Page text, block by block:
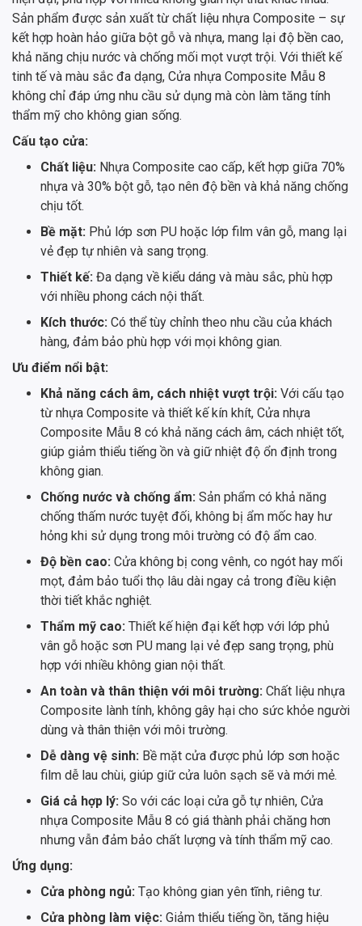
Sản phẩm được sản xuất từ chất liệu nhựa Composite – sự
kết hợp hoàn hảo giữa bột gỗ và nhựa, mang lại độ bền cao,
khả năng chịu nước và chống mối mọt vượt trội. Với thiết kế
tinh tế và màu sắc đa dạng, Cửa nhựa Composite Mẫu 8
không chỉ đáp ứng nhu cầu sử dụng mà còn làm tăng tính
thẩm mỹ cho không gian sống.
Cấu tạo cửa:
Chất liệu: Nhựa Composite cao cấp, kết hợp giữa 70%
nhựa và 30% bột gỗ, tạo nên độ bền và khả năng chống
chịu tốt.
Bề mặt: Phủ lớp sơn PU hoặc lớp film vân gỗ, mang lại
vẻ đẹp tự nhiên và sang trọng.
Thiết kế: Đa dạng về kiểu dáng và màu sắc, phù hợp
với nhiều phong cách nội thất.
Kích thước: Có thể tùy chỉnh theo nhu cầu của khách
hàng, đảm bảo phù hợp với mọi không gian.
Ưu điểm nổi bật:
Khả năng cách âm, cách nhiệt vượt trội: Với cấu tạo
từ nhựa Composite và thiết kế kín khít, Cửa nhựa
Composite Mẫu 8 có khả năng cách âm, cách nhiệt tốt,
giúp giảm thiểu tiếng ồn và giữ nhiệt độ ổn định trong
không gian.
Chống nước và chống ẩm: Sản phẩm có khả năng
chống thấm nước tuyệt đối, không bị ẩm mốc hay hư
hỏng khi sử dụng trong môi trường có độ ẩm cao.
Độ bền cao: Cửa không bị cong vênh, co ngót hay mối
mọt, đảm bảo tuổi thọ lâu dài ngay cả trong điều kiện
thời tiết khắc nghiệt.
Thẩm mỹ cao: Thiết kế hiện đại kết hợp với lớp phủ
vân gỗ hoặc sơn PU mang lại vẻ đẹp sang trọng, phù
hợp với nhiều không gian nội thất.
An toàn và thân thiện với môi trường: Chất liệu nhựa
Composite lành tính, không gây hại cho sức khỏe người
dùng và thân thiện với môi trường.
Dễ dàng vệ sinh: Bề mặt cửa được phủ lớp sơn hoặc
film dễ lau chùi, giúp giữ cửa luôn sạch sẽ và mới mẻ.
Giá cả hợp lý: So với các loại cửa gỗ tự nhiên, Cửa
nhựa Composite Mẫu 8 có giá thành phải chăng hơn
nhưng vẫn đảm bảo chất lượng và tính thẩm mỹ cao.
Ứng dụng:
Cửa phòng ngủ: Tạo không gian yên tĩnh, riêng tư.
Cửa phòng làm việc: Giảm thiểu tiếng ồn, tăng hiệu